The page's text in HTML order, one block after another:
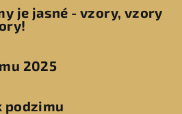
je jasné - vzory, vzory
2025
podzimu